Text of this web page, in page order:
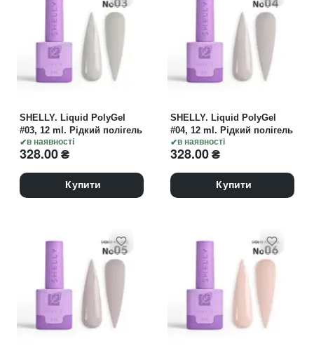
в наявності
SHELLY. Liquid PolyGel
#03, 12 ml. Рідкий полігель
328.00₴
Купити
в наявності
SHELLY. Liquid PolyGel
#04, 12 ml. Рідкий полігель
328.00₴
Купити